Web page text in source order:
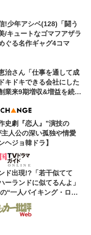
!少年アシベ(128)「闘う
/キュートなゴマフアザラ
ぐる名作ギャグ4コマ
治さん「仕事を通して成
キドキできる会社にした
業来9期増収&増益を続け
史劇『恋人』”演技の
人公の深い孤独や情愛
ヘジョ韓ドラ】
ド出現!?「若干似てて
ーランドに似てるんよ」
“一人バイキング・ロ
をもらった」